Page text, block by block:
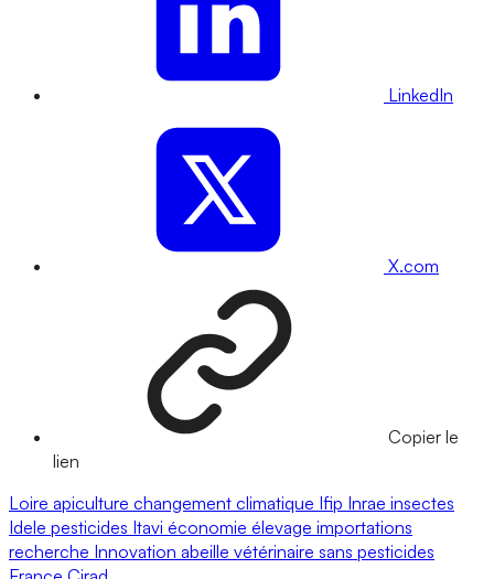
LinkedIn
X.com
Copier le
lien
Loire apiculture changement climatique Ifip Inrae insectes
Idele pesticides Itavi économie élevage importations
recherche Innovation abeille vétérinaire sans pesticides